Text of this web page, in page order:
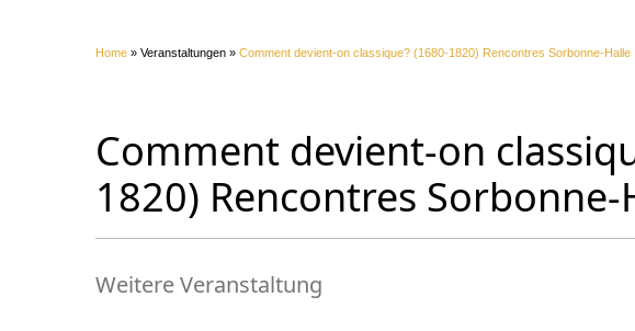
Home » Veranstaltungen » Comment devient-on classique? (1680-1820) Rencontres Sorbonne-Halle
Comment devient-on
1820) Rencontres Sorbonne-
Weitere Veranstaltung